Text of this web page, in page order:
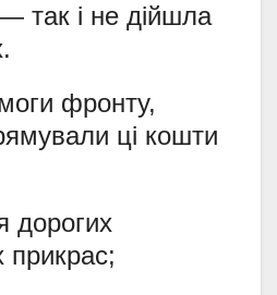
так і не дійшла
фронту,
ці кошти
дорогих
прикрас;